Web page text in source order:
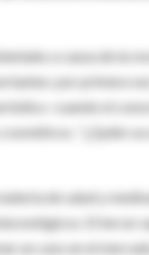
a causa de la
por primera
-cuando el
"¿Quién va
de salud y
El tercer
un caos en el